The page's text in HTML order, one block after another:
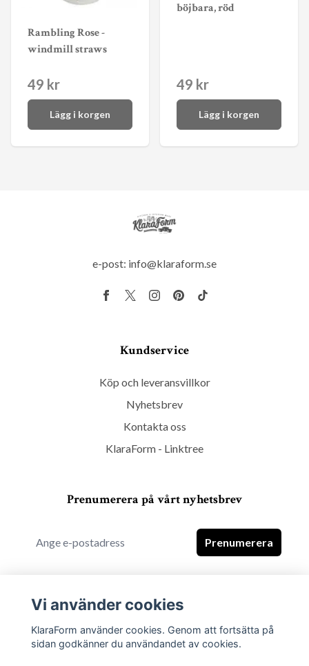
Rambling Rose -
windmill straws
49 kr
Lägg i korgen
böjbara, röd
49 kr
Lägg i korgen
e-post: info@klaraform.se
Kundservice
Köp och leveransvillkor
Nyhetsbrev
Kontakta oss
KlaraForm - Linktree
Prenumerera på vårt nyhetsbrev
Prenumerera
Vi använder cookies
KlaraForm använder cookies. Genom att fortsätta på
sidan godkänner du användandet av cookies.